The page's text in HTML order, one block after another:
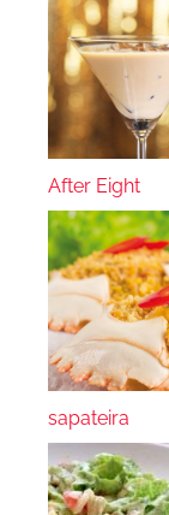
After Eight
sapateira